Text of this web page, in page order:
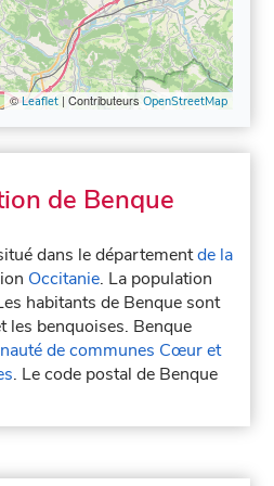
©Leaflet| Contributeurs OpenStreetMap
de Benque
dans le départementde la
Occitanie. La population
habitants de Benque sont
les benquoises. Benque
de communes Cœur et
. Le code postal de Benque